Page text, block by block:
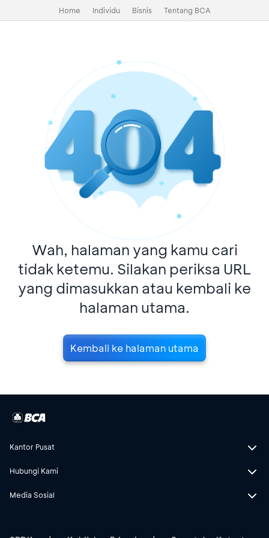
Home Individu Bisnis Tentang BCA
Wah, halaman yang kamu cari
tidak ketemu. Silakan periksa URL
yang dimasukkan atau kembali ke
halaman utama.
Kembali ke halaman utama
Kantor Pusat
Hubungi Kami
Media Sosial